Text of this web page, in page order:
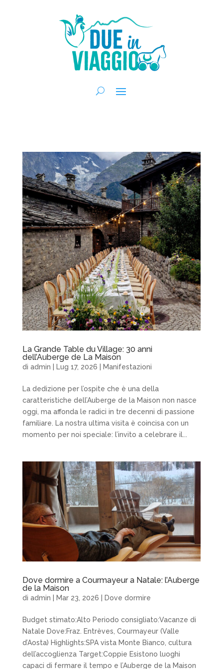
La Grande Table du Village: 30 anni
dell’Auberge de La Maison
di admin Lug 17, 2026 Manifestazioni
La dedizione per l’ospite che è una della
caratteristiche dell’Auberge de la Maison non nasce
oggi, ma affonda le radici in tre decenni di passione
familiare. La nostra ultima visita è coincisa con un
momento per noi speciale: l’invito a celebrare il...
Dove dormire a Courmayeur a Natale: l’Auberge
de la Maison
di admin Mar 23, 2026 Dove dormire
Budget stimato:Alto Periodo consigliato:Vacanze di
Natale Dove:Fraz. Entrèves, Courmayeur (Valle
d’Aosta) Highlights:SPA vista Monte Bianco, cultura
dell’accoglienza Target:Coppie Esistono luoghi
capaci di fermare il tempo e l’Auberge de la Maison